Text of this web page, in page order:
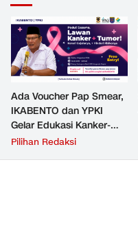
Ada Voucher Pap Smear,
IKABENTO dan YPKI
Gelar Edukasi Kanker-
Tumor Gratis di Depok
Pilihan Redaksi